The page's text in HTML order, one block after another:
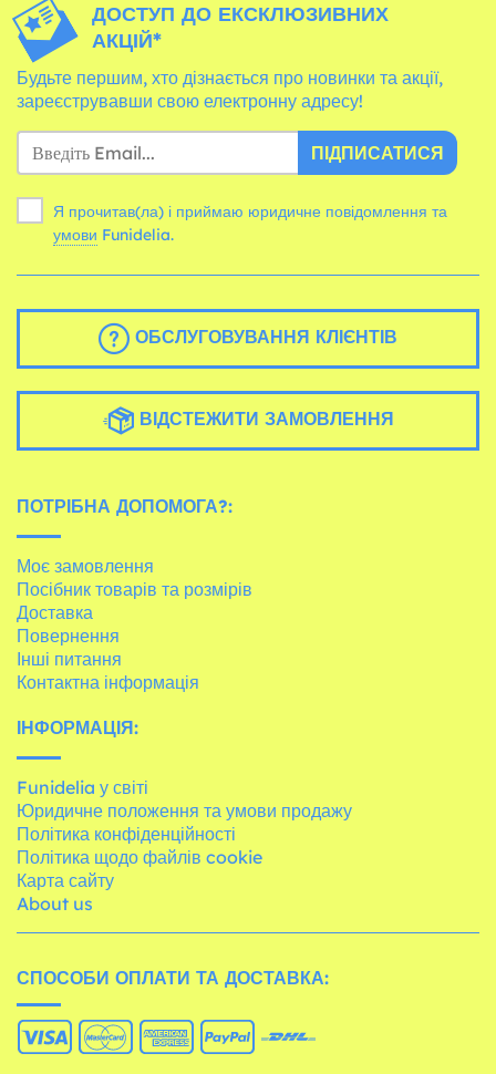
ДОСТУП ДО ЕКСКЛЮЗИВНИХ
АКЦІЙ*
Будьте першим, хто дізнається про новинки та акції,
зареєструвавши свою електронну адресу!
ПІДПИСАТИСЯ
Я прочитав(ла) і приймаю юридичне повідомлення та
умови Funidelia.
ОБСЛУГОВУВАННЯ КЛІЄНТІВ
ВІДСТЕЖИТИ ЗАМОВЛЕННЯ
ПОТРІБНА ДОПОМОГА?:
Моє замовлення
Посібник товарів та розмірів
Доставка
Повернення
Інші питання
Контактна інформація
ІНФОРМАЦІЯ:
Funidelia у світі
Юридичне положення та умови продажу
Політика конфіденційності
Політика щодо файлів cookie
Карта сайту
About us
СПОСОБИ ОПЛАТИ ТА ДОСТАВКА: